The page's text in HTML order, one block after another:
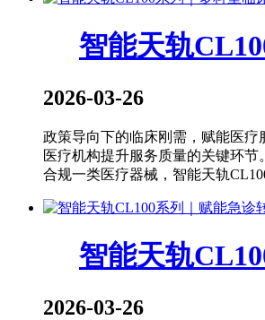
智能天轨
2026-03-26
政策导向下的临床刚需，赋能医
医疗机构提升服务质量的关键环
合规一类医疗器械，智能天轨
智能天轨
2026-03-26